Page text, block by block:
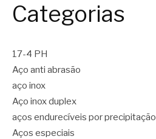
Categorias
17-4 PH
Aço anti abrasão
aço inox
Aço inox duplex
aços endurecíveis por precipitação
Aços especiais